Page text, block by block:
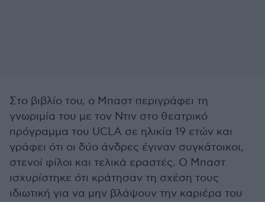
Στο βιβλίο του, ο Μπαστ περιγράφει τη
γνωριμία του με τον Ντιν στο θεατρικό
πρόγραμμα του UCLA σε ηλικία 19 ετών και
γράφει ότι οι δύο άνδρες έγιναν συγκάτοικοι,
στενοί φίλοι και τελικά εραστές. Ο Μπαστ
ισχυρίστηκε ότι κράτησαν τη σχέση τους
ιδιωτική για να μην βλάψουν την καριέρα του